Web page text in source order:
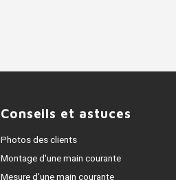
Conseils et astuces
Photos des clients
Montage d'une main courante
Mesure d'une main courante